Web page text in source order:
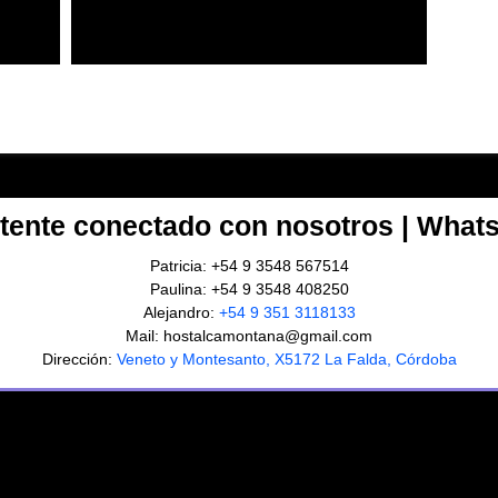
conectado con nosotros |
Patricia: +54 9 3548 567514
Paulina: +54 9 3548 408250
Alejandro: +54 9 351 3118133
Mail: hostalcamontana@gmail.com
Dirección: Veneto y Montesanto, X5172 La Falda, Córdoba